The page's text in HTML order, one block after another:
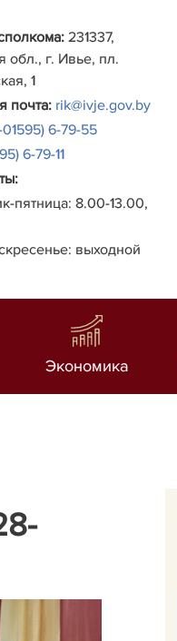
231337,
обл., г. Ивье, пл.
1
почта: rik@ivje.gov.by
01595) 6-79-55
6-79-11
пятница: 8.00-13.00,
выходной
Экономика